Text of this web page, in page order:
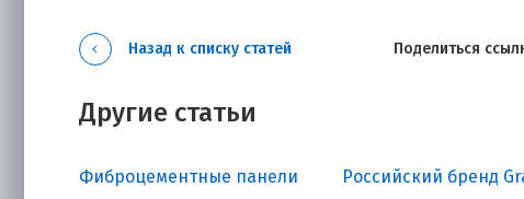
Назад к списку статей Поделиться
Другие статьи
Фиброцементные панели Российский бренд